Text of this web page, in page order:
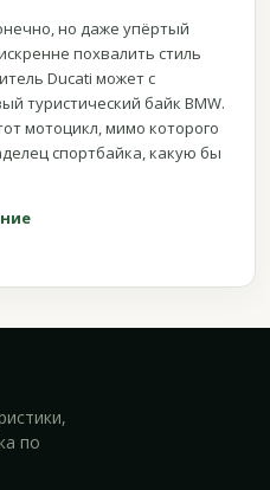
но даже упёртый
похвалить стиль
Ducati может с
туристический байк BMW.
мотоцикл, мимо которого
спортбайка, какую бы
по